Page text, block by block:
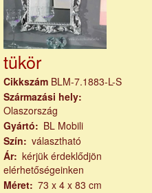
tükör
Cikkszám BLM-7.1883-L-S
Származási hely
Olaszország
Gyártó
BL Mobili
Szín
választható
Ár
kérjük érdeklődjön
elérhetőségeinken
Méret
73 x 4 x 83 cm